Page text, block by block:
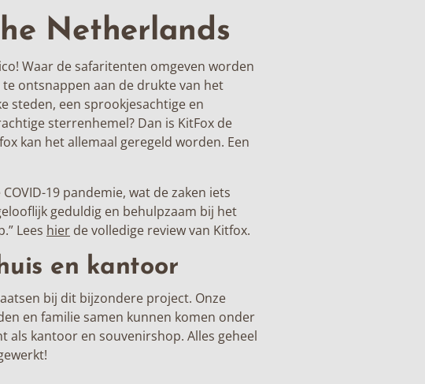
Netherlands
Waar de safaritenten omgeven worden
ontsnappen aan de drukte van het
steden, een sprookjesachtige en
sterrenhemel? Dan is KitFox de
kan het allemaal geregeld worden. Een
19 pandemie, wat de zaken iets
geduldig en behulpzaam bij het
Lees hier de volledige review van Kitfox.
en kantoor
bij dit bijzondere project. Onze
en familie samen kunnen komen onder
als kantoor en souvenirshop. Alles geheel